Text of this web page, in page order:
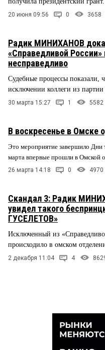
20 июня 09:56 0 3658
Радик МИНИХАНОВ
«Справедливой
несправедливо
Судебные процессы
исключении коллеги из
30 марта 15:27 1 5582
В воскресенье в Омске
Это мероприятие завершило Дни
марта впервые прошли в Омской
26 марта 14:18 0 4970
Скандал 3: Радик
увидел такого
ГУСЕЛЕТОВ»
Исключенный из
происходило в омском
2 декабря 11:04 4